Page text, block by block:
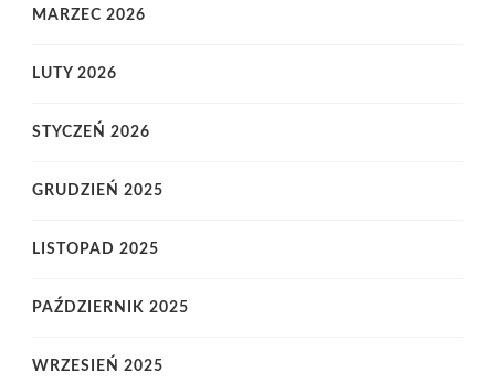
MARZEC 2026
LUTY 2026
STYCZEŃ 2026
GRUDZIEŃ 2025
LISTOPAD 2025
PAŹDZIERNIK 2025
WRZESIEŃ 2025